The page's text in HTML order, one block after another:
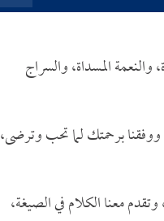
والنعمة المسداة، والسراج
ووفقنا برحمتك لما تحب وترضى،
معنا الكلام في الصيغة،